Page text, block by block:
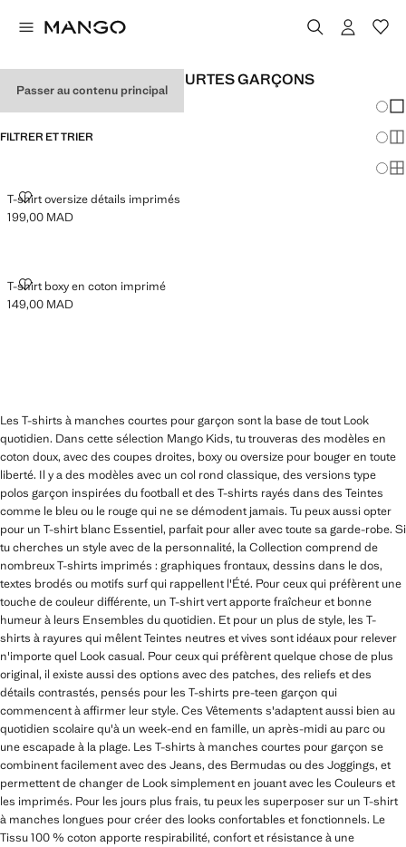
Passer au contenu principal
T-SHIRTS À MANCHES COURTES GARÇONS
FILTRER ET TRIER
T-shirt oversize détails imprimés
T-SHIRT OVERSIZE DÉTAILS IMPRIMÉS
Prix actuel [199,00 MAD ]
199,00 MAD
T-shirt boxy en coton imprimé
T-SHIRT BOXY EN COTON IMPRIMÉ
Prix actuel [149,00 MAD ]
149,00 MAD
Les T-shirts à manches courtes pour garçon sont la base de tout Look
quotidien. Dans cette sélection Mango Kids, tu trouveras des modèles en
coton doux, avec des coupes droites, boxy ou oversize pour bouger en toute
liberté. Il y a des modèles avec un col rond classique, des versions type
polos garçon inspirées du football et des T-shirts rayés dans des Teintes
comme le bleu ou le rouge qui ne se démodent jamais. Tu peux aussi opter
pour un T-shirt blanc Essentiel, parfait pour aller avec toute sa garde-robe. Si
tu cherches un style avec de la personnalité, la Collection comprend de
nombreux T-shirts imprimés : graphiques frontaux, dessins dans le dos,
textes brodés ou motifs surf qui rappellent l'Été. Pour ceux qui préfèrent une
touche de couleur différente, un T-shirt vert apporte fraîcheur et bonne
humeur à leurs Ensembles du quotidien. Et pour un plus de style, les T-
shirts à rayures qui mêlent Teintes neutres et vives sont idéaux pour relever
n'importe quel Look casual. Pour ceux qui préfèrent quelque chose de plus
original, il existe aussi des options avec des patches, des reliefs et des
détails contrastés, pensés pour les T-shirts pre-teen garçon qui
commencent à affirmer leur style. Ces Vêtements s'adaptent aussi bien au
quotidien scolaire qu'à un week-end en famille, un après-midi au parc ou
une escapade à la plage. Les T-shirts à manches courtes pour garçon se
combinent facilement avec des Jeans, des Bermudas ou des Joggings, et
permettent de changer de Look simplement en jouant avec les Couleurs et
les imprimés. Pour les jours plus frais, tu peux les superposer sur un T-shirt
à manches longues pour créer des looks confortables et fonctionnels. Le
Tissu 100 % coton apporte respirabilité, confort et résistance à une